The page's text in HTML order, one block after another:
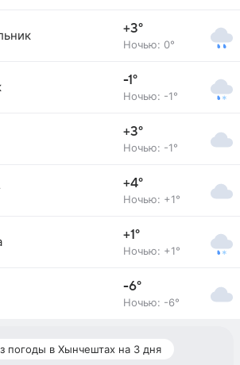
+3°
Ночью: 0°
-1°
Ночью: -1°
+3°
Ночью: -1°
+4°
Ночью: +1°
+1°
Ночью: +1°
-6°
Ночью: -6°
погоды в Хынчештах на 3 дня